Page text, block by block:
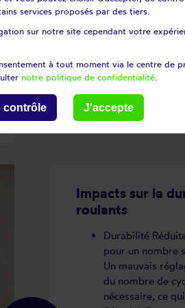
Impacts sur la
roulants
Durabilité
pour un nombre
Un mauvais
du nombre de
nécessaire, ce
services proposés par des tiers.
sur notre site cependant votre
à tout moment via le centre de
notre politique de confidentialité
contrôle J'accepte